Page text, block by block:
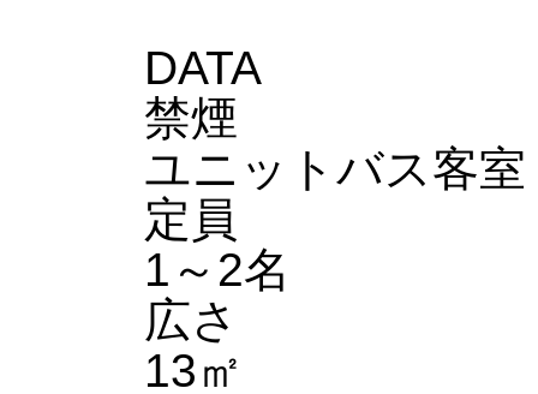
DATA
禁煙
ユニットバス客室
定員
1～2名
広さ
13㎡